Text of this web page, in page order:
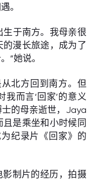
。
生于南方。我母亲很
漫长旅途，成为了
”她说。
从北方回到南方。但
而言‘回家’的意义
的母亲逝世，Jaya
是乘坐和小时候同
纪录片《回家》的
制片的经历，拍摄